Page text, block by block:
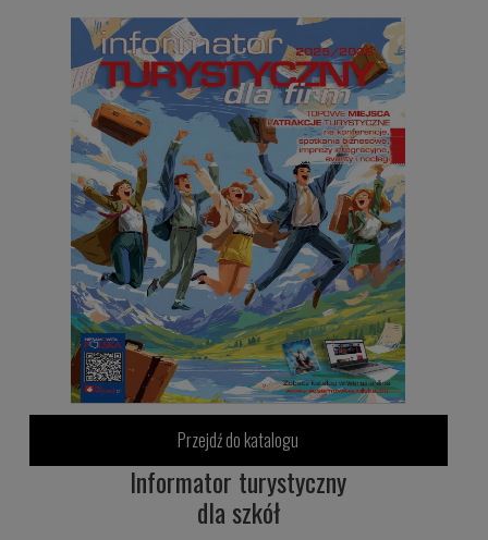
Przejdź do katalogu
Informator turystyczny
dla szkół